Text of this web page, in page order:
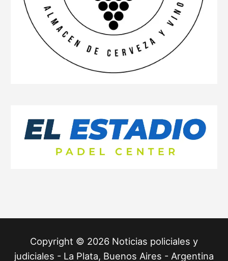
Copyright © 2026 Noticias policiales y
judiciales - La Plata, Buenos Aires - Argentina